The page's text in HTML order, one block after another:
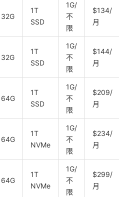
32G
1T
SSD
1G/
不
限
$134/
月
32G
1T
SSD
1G/
不
限
$144/
月
64G
1T
SSD
1G/
不
限
$209/
月
64G
1T
NVMe
1G/
不
限
$234/
月
64G
1T
NVMe
1G/
不
限
$299/
月